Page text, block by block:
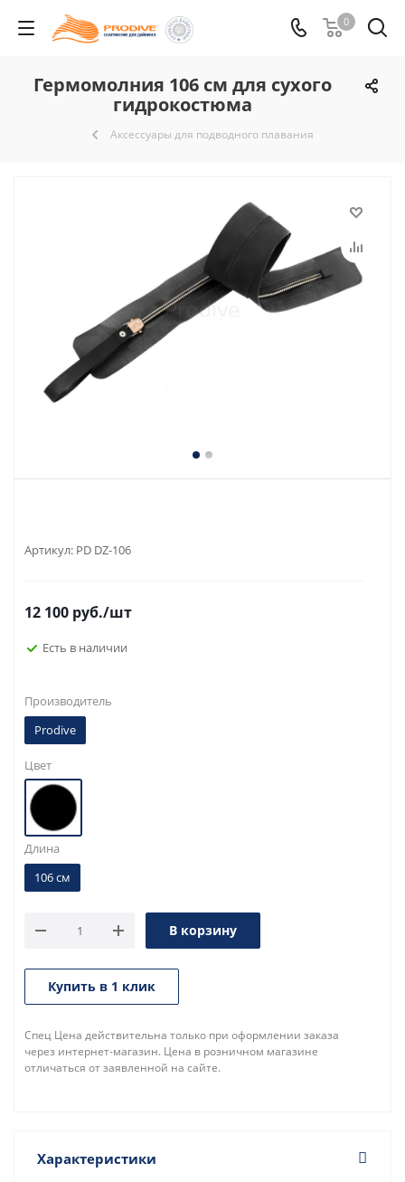
0
Гермомолния 106 см для сухого
гидрокостюма
Аксессуары для подводного плавания
Артикул: PD DZ-106
12 100 руб./шт
Есть в наличии
Производитель
Prodive
Цвет
Длина
106 см
В корзину
Купить в 1 клик
Спец Цена действительна только при оформлении заказа
через интернет-магазин. Цена в розничном магазине
отличаться от заявленной на сайте.
Характеристики